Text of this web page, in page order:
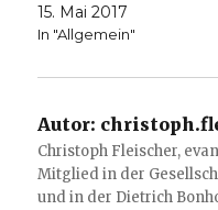
15. Mai 2017
In "Allgemein"
Autor:
Christoph Fleischer,
Mitglied in der
und in der Dietrich